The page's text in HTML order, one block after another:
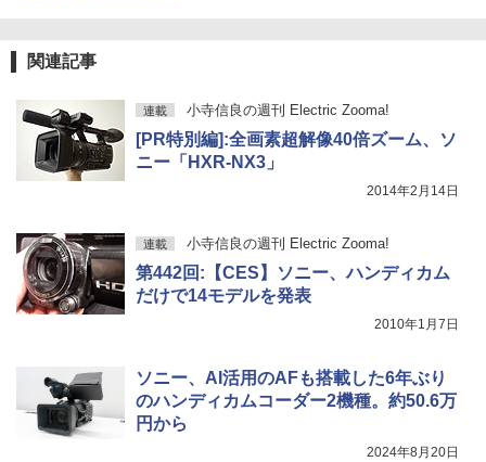
関連記事
連載 小寺信良の週刊 Electric Zooma!
[PR特別編]:全画素超解像40倍ズーム、ソ
ニー「HXR-NX3」
2014年2月14日
連載 小寺信良の週刊 Electric Zooma!
第442回:【CES】ソニー、ハンディカム
だけで14モデルを発表
2010年1月7日
ソニー、AI活用のAFも搭載した6年ぶり
のハンディカムコーダー2機種。約50.6万
円から
2024年8月20日